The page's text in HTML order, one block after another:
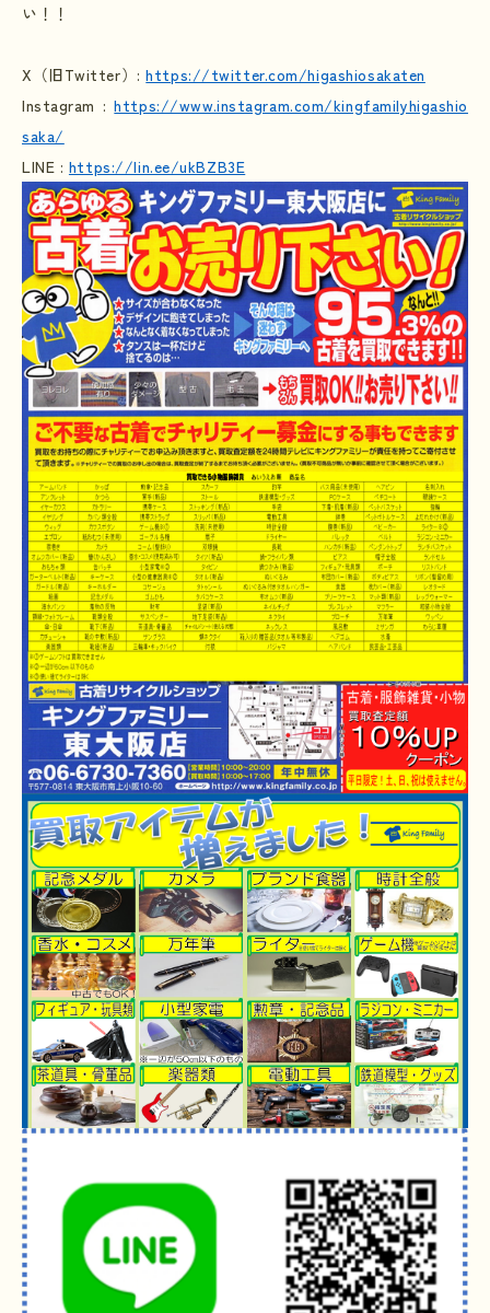
い！！
X （旧Twitter） :https://twitter.com/higashiosakaten
Instagram :https://www.instagram.com/kingfamilyhigashio
saka/
LINE : https://lin.ee/ukBZB3E